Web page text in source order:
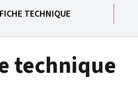
FICHE TECHNIQUE
technique